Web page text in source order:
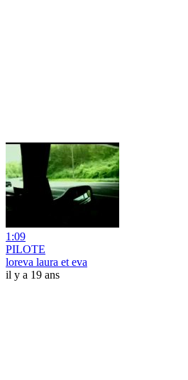
1:09
PILOTE
loreva laura et eva
il y a 19 ans